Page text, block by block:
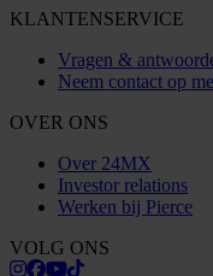
KLANTENSERVICE
Vragen &
Neem contact op
OVER ONS
Over 24MX
Investor relations
Werken bij Pierce
VOLG ONS